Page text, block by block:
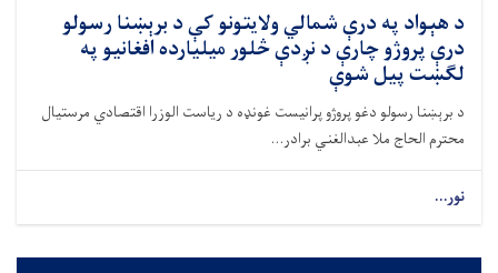
د هېواد په درې شمالي ولایتونو کې د برېښنا رسولو
درې پروژو چارې د نږدې څلور میلیارده افغانیو په
لګښت پیل شوې
د برېښنا رسولو دغو پروژو پرانیست غونډه د ریاست الوزرا اقتصادي مرستیال
محترم الحاج ملا عبدالغني برادر...
نور...